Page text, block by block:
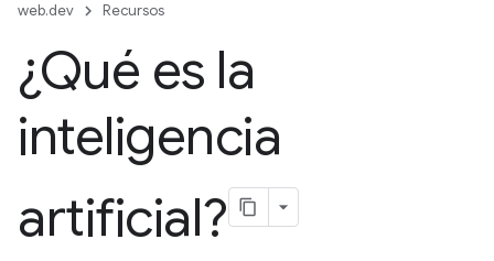
web.dev Recursos
¿Qué es la
inteligencia
artificial?